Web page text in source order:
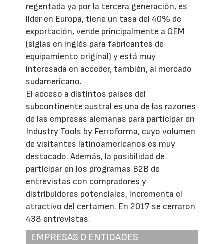
regentada ya por la tercera generación, es
líder en Europa, tiene un tasa del 40% de
exportación, vende principalmente a OEM
(siglas en inglés para fabricantes de
equipamiento original) y está muy
interesada en acceder, también, al mercado
sudamericano.
El acceso a distintos países del
subcontinente austral es una de las razones
de las empresas alemanas para participar en
Industry Tools by Ferroforma, cuyo volumen
de visitantes latinoamericanos es muy
destacado. Además, la posibilidad de
participar en los programas B2B de
entrevistas con compradores y
distribuidores potenciales, incrementa el
atractivo del certamen. En 2017 se cerraron
438 entrevistas.
EMPRESAS O ENTIDADES